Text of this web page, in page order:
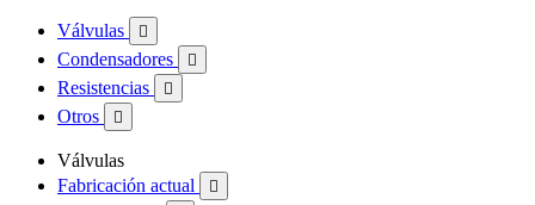
Válvulas 
Condensadores 
Resistencias 
Otros 
Válvulas
Fabricación actual
